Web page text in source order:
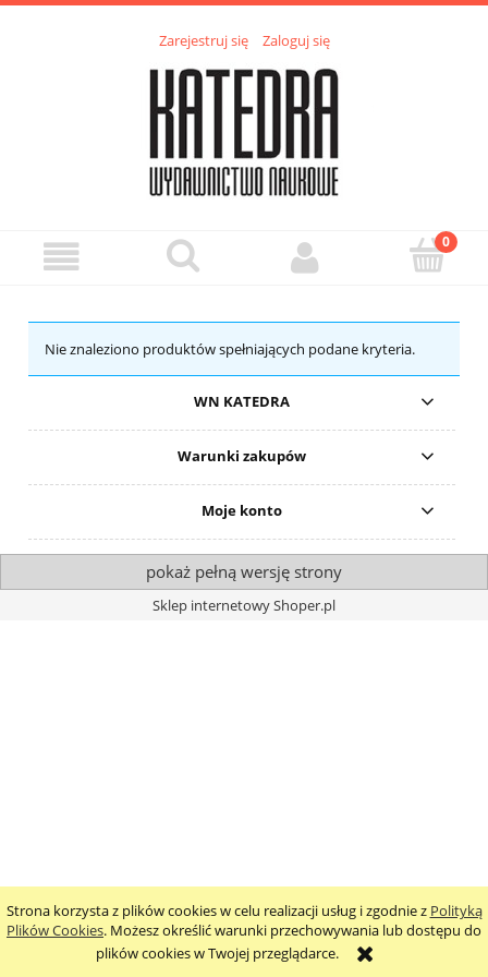
Strona korzysta z plików cookies w celu realizacji usług i zgodnie z Polityką
Plików Cookies. Możesz określić warunki przechowywania lub dostępu do
plików cookies w Twojej przeglądarce.
Zarejestruj się Zaloguj się
Nie znaleziono produktów spełniających podane kryteria.
WN KATEDRA
Warunki zakupów
Moje konto
pokaż pełną wersję strony
Sklep internetowy Shoper.pl